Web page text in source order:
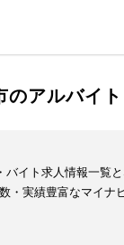
アルバイ
イト求人情報一覧
・実績豊富なマイナ